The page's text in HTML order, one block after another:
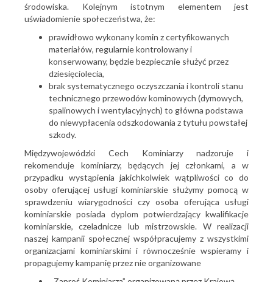
środowiska. Kolejnym istotnym elementem jest
uświadomienie społeczeństwa, że:
prawidłowo wykonany komin z certyfikowanych
materiałów, regularnie kontrolowany i
konserwowany, będzie bezpiecznie służyć przez
dziesięciolecia,
brak systematycznego oczyszczania i kontroli stanu
technicznego przewodów kominowych (dymowych,
spalinowych i wentylacyjnych) to główna podstawa
do niewypłacenia odszkodowania z tytułu powstałej
szkody.
Międzywojewódzki Cech Kominiarzy nadzoruje i
rekomenduje kominiarzy, będących jej członkami, a w
przypadku wystąpienia jakichkolwiek wątpliwości co do
osoby oferującej usługi kominiarskie służymy pomocą w
sprawdzeniu wiarygodności czy osoba oferująca usługi
kominiarskie posiada dyplom potwierdzający kwalifikacje
kominiarskie, czeladnicze lub mistrzowskie. W realizacji
naszej kampanii społecznej współpracujemy z wszystkimi
organizacjami kominiarskimi i równocześnie wspieramy i
propagujemy kampanię przez nie organizowane